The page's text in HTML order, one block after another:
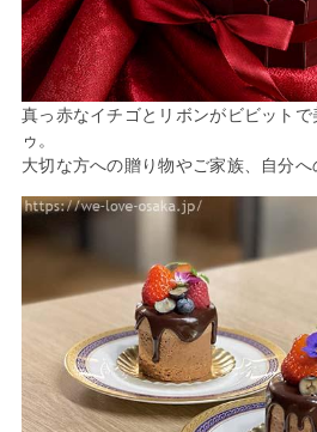
真っ赤なイチゴとリボンがビビット
ゥ。
大切な方への贈り物やご家族、自分